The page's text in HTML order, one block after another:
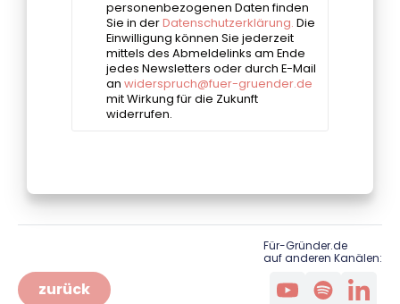
zurück
Für-Gründer.de
auf anderen Kanälen: